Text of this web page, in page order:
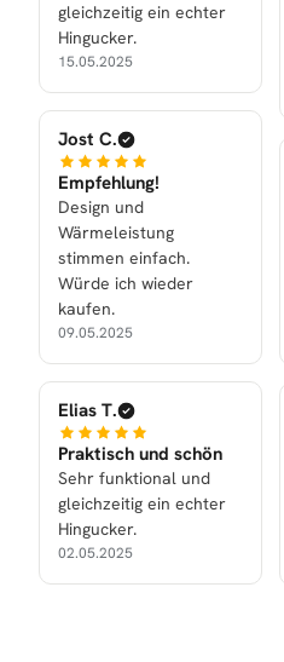
gleichzeitig ein echter
Hingucker.
15.05.2025
Jost C.
Empfehlung!
Design und
Wärmeleistung
stimmen einfach.
Würde ich wieder
kaufen.
09.05.2025
Elias T.
Praktisch und schön
Sehr funktional und
gleichzeitig ein echter
Hingucker.
02.05.2025